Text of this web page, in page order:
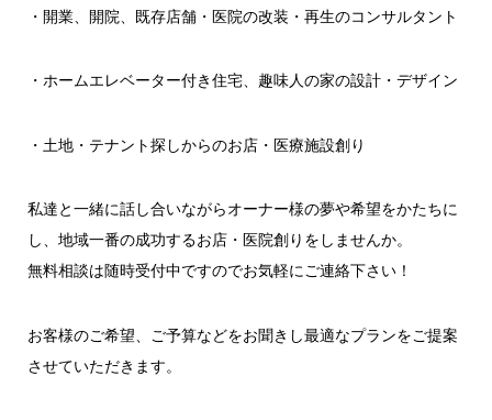
・開業、開院、既存店舗・医院の改装・再生のコンサルタント
・ホームエレベーター付き住宅、趣味人の家の設計・デザイン
・土地・テナント探しからのお店・医療施設創り
私達と一緒に話し合いながらオーナー様の夢や希望をかたちに
し、地域一番の成功するお店・医院創りをしませんか。
無料相談は随時受付中ですのでお気軽にご連絡下さい！
お客様のご希望、ご予算などをお聞きし最適なプランをご提案
させていただきます。